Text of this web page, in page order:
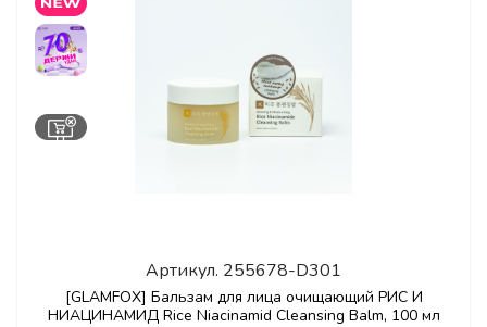
Артикул. 255678-D301
[GLAMFOX] Бальзам для лица очищающий РИС И
НИАЦИНАМИД Rice Niacinamid Cleansing Balm, 100 мл